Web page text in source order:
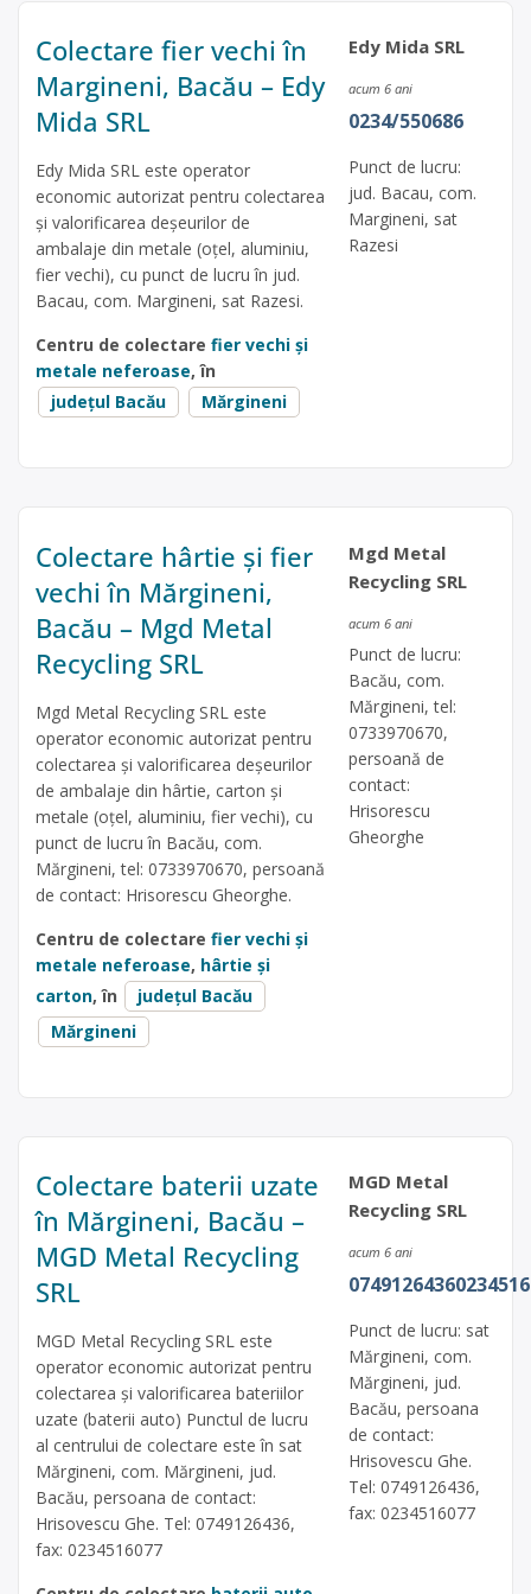
Colectare fier vechi în
Margineni, Bacău – Edy
Mida SRL
Edy Mida SRL este operator
economic autorizat pentru colectarea
și valorificarea deșeurilor de
ambalaje din metale (oțel, aluminiu,
fier vechi), cu punct de lucru în jud.
Bacau, com. Margineni, sat Razesi.
Centru de colectare fier vechi și
metale neferoase, în
județul Bacău
Mărgineni
Edy Mida SRL
acum 6 ani
0234/550686
Punct de lucru:
jud. Bacau, com.
Margineni, sat
Razesi
Colectare hârtie și fier
vechi în Mărgineni,
Bacău – Mgd Metal
Recycling SRL
Mgd Metal Recycling SRL este
operator economic autorizat pentru
colectarea și valorificarea deșeurilor
de ambalaje din hârtie, carton și
metale (oțel, aluminiu, fier vechi), cu
punct de lucru în Bacău, com.
Mărgineni, tel: 0733970670, persoană
de contact: Hrisorescu Gheorghe.
Centru de colectare fier vechi și
metale neferoase, hârtie și
carton, în
județul Bacău
Mărgineni
Mgd Metal
Recycling SRL
acum 6 ani
Punct de lucru:
Bacău, com.
Mărgineni, tel:
0733970670,
persoană de
contact:
Hrisorescu
Gheorghe
Colectare baterii uzate
în Mărgineni, Bacău –
MGD Metal Recycling
SRL
MGD Metal Recycling SRL este
operator economic autorizat pentru
colectarea și valorificarea bateriilor
uzate (baterii auto) Punctul de lucru
al centrului de colectare este în sat
Mărgineni, com. Mărgineni, jud.
Bacău, persoana de contact:
Hrisovescu Ghe. Tel: 0749126436,
fax: 0234516077
MGD Metal
Recycling SRL
acum 6 ani
Punct de lucru: sat
Mărgineni, com.
Mărgineni, jud.
Bacău, persoana
de contact:
Hrisovescu Ghe.
Tel: 0749126436,
fax: 0234516077